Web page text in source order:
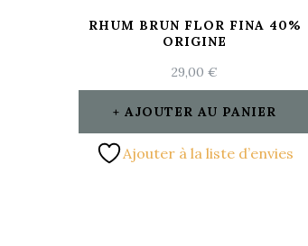
RHUM BRUN FLOR FINA 40%
ORIGINE
29,00€
AJOUTER AU PANIER
Ajouter à la liste d’envies